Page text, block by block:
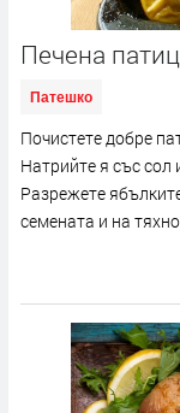
Печена
Патешко
Почистете добре
Натрийте я със сол
Разрежете
семената и на